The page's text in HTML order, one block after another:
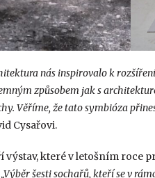
nás inspirovalo k
způsobem jak s
Věříme, že tato symbióza
Cysařovi.
výstav, které v letošním roce
„Výběr šesti sochařů, kteří se v